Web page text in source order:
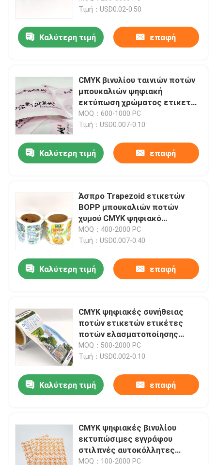
Προϊόντα
Περίπου εμείς
Γύρος εργοστασίων
Μας ελάτε σε επαφή με
Ειδήσεις
Περιπτώσεις
Αυτοκόλλητες ετικέττες συγκολλητικών ετικετών
Συσκευάζοντας αυτοκόλλητες ετικέττες ετικετών
αδιάβροχες ετικέτες
Τιμή：USD0.02-0.50
Καλύτερη τιμή επαφή
CMYK βινυλίου ταινιών ποτών
μπουκαλιών ψηφιακή
εκτύπωση χρώματος ετικετών
πλήρης
MOQ：600-1000 PC
Τιμή：USD0.007-0.10
Καλύτερη τιμή επαφή
Άσπρο Trapezoid ετικετών
BOPP μπουκαλιών ποτών
χυμού CMYK ψηφιακό
αδιάβροχο
MOQ：400-2000 PC
Τιμή：USD0.007-0.40
Καλύτερη τιμή επαφή
CMYK ψηφιακές συνήθειας
ποτών ετικετών ετικέτες
ποτών ελασματοποίησης
Pantone στιλπνές για τα
μπουκάλια
MOQ：500-2000 PC
Τιμή：USD0.002-0.10
Καλύτερη τιμή επαφή
CMYK ψηφιακές βινυλίου
εκτυπώσιμες εγγράφου
στιλπνές αυτοκόλλητες
ετικέττες ετικετών
MOQ：100-2000 PC